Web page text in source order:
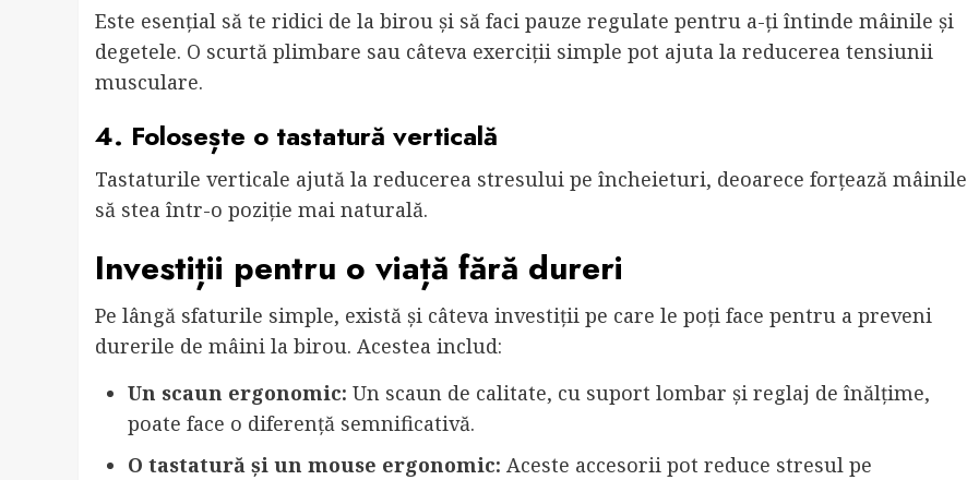
Este esențial să te ridici de la birou și să faci pauze regulate pentru a-ți întinde mâinile și
degetele. O scurtă plimbare sau câteva exerciții simple pot ajuta la reducerea tensiunii
musculare.
4. Folosește o tastatură verticală
Tastaturile verticale ajută la reducerea stresului pe încheieturi, deoarece forțează mâinile
să stea într-o poziție mai naturală.
Investiții pentru o viață fără dureri
Pe lângă sfaturile simple, există și câteva investiții pe care le poți face pentru a preveni
durerile de mâini la birou. Acestea includ:
Un scaun ergonomic: Un scaun de calitate, cu suport lombar și reglaj de înălțime,
poate face o diferență semnificativă.
O tastatură și un mouse ergonomic: Aceste accesorii pot reduce stresul pe